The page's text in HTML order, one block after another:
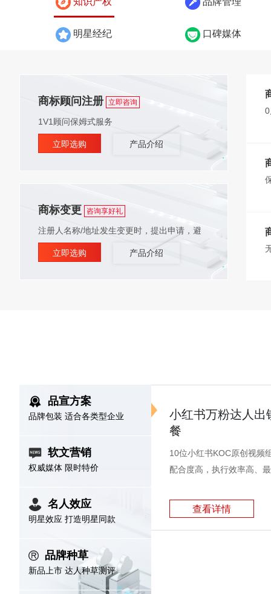
明星经纪 口碑媒体
商标顾问注册 立即咨询
1V1顾问保姆式服务
立即选购 产品介绍
商标变更 咨询享好礼
注册人名称/地址发生变更时，提出申请，避
免撤销商标
立即选购 产品介绍
立即选购 产品介绍
商标变更 咨询享好礼
免撤销商标
立即选购
品宣方案
品牌包装 适合各类型企业
软文营销
权威媒体 限时特价
名人效应
明星效应 打造明星同款
品牌种草
新品上市 达人种草测评
小红书万粉达人出
餐
10位小红书KOC原创视频
配合度高，执行效率高、
查看详情